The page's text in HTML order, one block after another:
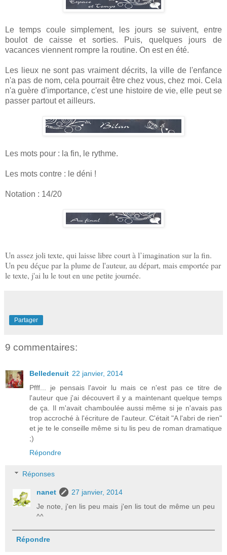
Le temps coule simplement, les jours se suivent, entre
boulot de caisse et sorties. Puis, quelques jours de
vacances viennent rompre la routine. On est en été.
Les lieux ne sont pas vraiment décrits, la ville de l'enfance
n'a pas de nom, cela pourrait être chez vous, chez moi. Cela
n'a guère d'importance, c'est une histoire de vie, elle peut se
passer partout et ailleurs.
Les mots pour : la fin, le rythme.
Les mots contre : le déni !
Notation : 14/20
Un assez joli texte, qui laisse libre court à l’imagination sur la fin.
Un peu déçue par la plume de l'auteur, au départ, mais emportée par
le texte, j'ai lu le tout en une petite journée.
Partager
9 commentaires:
Belledenuit 22 janvier, 2014
Pfff... je pensais l'avoir lu mais ce n'est pas ce titre de
l'auteur que j'ai découvert il y a maintenant quelque temps
de ça. Il m'avait chamboulée aussi même si je n'avais pas
trop accroché à l'écriture de l'auteur. C'était "A l'abri de rien"
et je te le conseille même si tu lis peu de roman dramatique
;)
Répondre
Réponses
nanet
27 janvier, 2014
Je note, j'en lis peu mais j'en lis tout de même un peu
^^
Répondre